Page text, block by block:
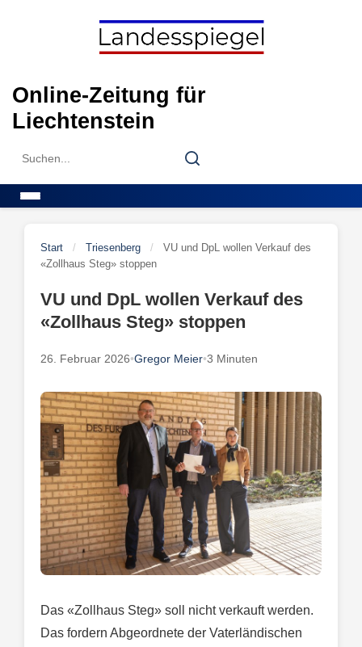
Online-Zeitung für
Liechtenstein
Search
Search
Start / Triesenberg /
VU und DpL wollen Verkauf des
«Zollhaus Steg» stoppen
VU und DpL wollen Verkauf des
«Zollhaus Steg» stoppen
26. Februar 2026•Gregor Meier•3 Minuten
Das «Zollhaus Steg» soll nicht verkauft werden.
Das fordern Abgeordnete der Vaterländischen